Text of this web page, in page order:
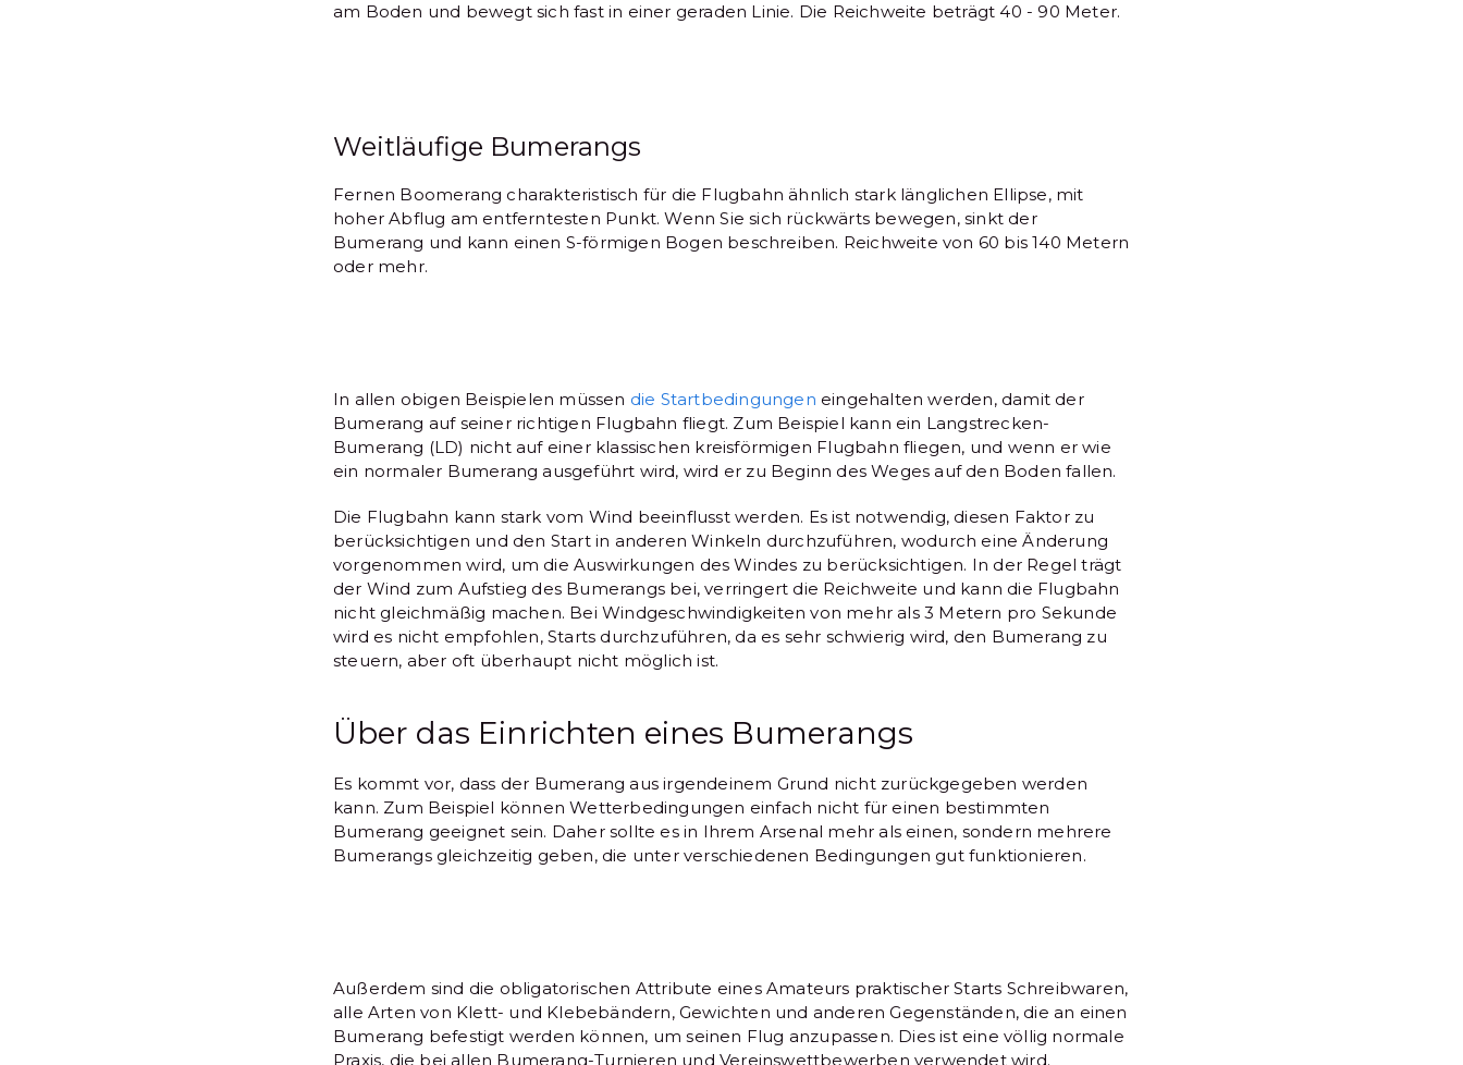
am Boden und bewegt sich fast in einer geraden Linie. Die Reichweite beträgt 40 - 90 Meter.
Weitläufige Bumerangs
Fernen Boomerang charakteristisch für die Flugbahn ähnlich stark länglichen Ellipse, mit
hoher Abflug am entferntesten Punkt. Wenn Sie sich rückwärts bewegen, sinkt der
Bumerang und kann einen S-förmigen Bogen beschreiben. Reichweite von 60 bis 140 Metern
oder mehr.
In allen obigen Beispielen müssen die Startbedingungen eingehalten werden, damit der
Bumerang auf seiner richtigen Flugbahn fliegt. Zum Beispiel kann ein Langstrecken-
Bumerang (LD) nicht auf einer klassischen kreisförmigen Flugbahn fliegen, und wenn er wie
ein normaler Bumerang ausgeführt wird, wird er zu Beginn des Weges auf den Boden fallen.
Die Flugbahn kann stark vom Wind beeinflusst werden. Es ist notwendig, diesen Faktor zu
berücksichtigen und den Start in anderen Winkeln durchzuführen, wodurch eine Änderung
vorgenommen wird, um die Auswirkungen des Windes zu berücksichtigen. In der Regel trägt
der Wind zum Aufstieg des Bumerangs bei, verringert die Reichweite und kann die Flugbahn
nicht gleichmäßig machen. Bei Windgeschwindigkeiten von mehr als 3 Metern pro Sekunde
wird es nicht empfohlen, Starts durchzuführen, da es sehr schwierig wird, den Bumerang zu
steuern, aber oft überhaupt nicht möglich ist.
Über das Einrichten eines Bumerangs
Es kommt vor, dass der Bumerang aus irgendeinem Grund nicht zurückgegeben werden
kann. Zum Beispiel können Wetterbedingungen einfach nicht für einen bestimmten
Bumerang geeignet sein. Daher sollte es in Ihrem Arsenal mehr als einen, sondern mehrere
Bumerangs gleichzeitig geben, die unter verschiedenen Bedingungen gut funktionieren.
Außerdem sind die obligatorischen Attribute eines Amateurs praktischer Starts Schreibwaren,
alle Arten von Klett- und Klebebändern, Gewichten und anderen Gegenständen, die an einen
Bumerang befestigt werden können, um seinen Flug anzupassen. Dies ist eine völlig normale
Praxis, die bei allen Bumerang-Turnieren und Vereinswettbewerben verwendet wird.